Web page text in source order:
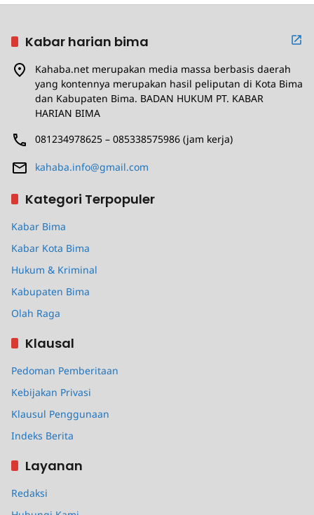
Kabar harian bima
Kahaba.net merupakan media massa berbasis daerah
yang kontennya merupakan hasil peliputan di Kota Bima
dan Kabupaten Bima. BADAN HUKUM PT. KABAR
HARIAN BIMA
081234978625 – 085338575986 (jam kerja)
kahaba.info@gmail.com
Kategori Terpopuler
Kabar Bima
Kabar Kota Bima
Hukum & Kriminal
Kabupaten Bima
Olah Raga
Klausal
Pedoman Pemberitaan
Kebijakan Privasi
Klausul Penggunaan
Indeks Berita
Layanan
Redaksi